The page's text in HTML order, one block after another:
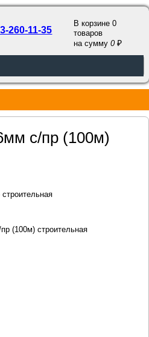
260-11-35
В корзине 0
товаров
на сумму0
с/пр (100м)
(100м) строительная